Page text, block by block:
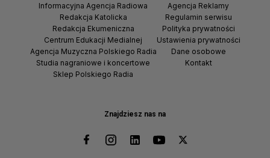
Znajdziesz nas na
Informacyjna Agencja Radiowa
Redakcja Katolicka
Redakcja Ekumeniczna
Centrum Edukacji Medialnej
Agencja Muzyczna Polskiego Radia
Studia nagraniowe i koncertowe
Sklep Polskiego Radia
Agencja Reklamy
Regulamin serwisu
Polityka prywatności
Ustawienia prywatności
Dane osobowe
Kontakt